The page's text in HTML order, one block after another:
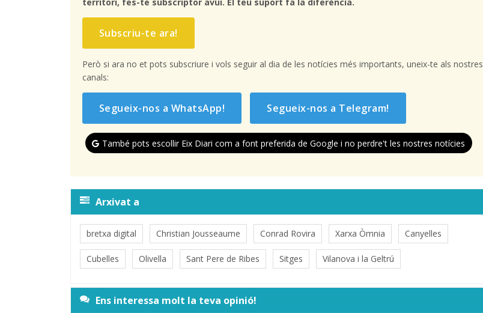
territori, fes-te subscriptor avui. El teu suport fa la diferència.
Subscriu-te ara!
Però si ara no et pots subscriure i vols seguir al dia de les notícies més importants, uneix-te als nostres
canals:
Segueix-nos a WhatsApp! Segueix-nos a Telegram!
També pots escollir Eix Diari com a font preferida de Google i no perdre't les nostres notícies
Arxivat a
bretxa digital Christian Jousseaume Conrad Rovira Xarxa Òmnia Canyelles
Cubelles Olivella Sant Pere de Ribes Sitges Vilanova i la Geltrú
Ens interessa molt la teva opinió!